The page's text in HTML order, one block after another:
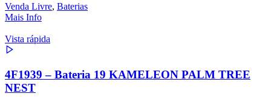
Venda Livre, Baterias
Mais Info
Vista rápida
4F1939 – Bateria 19 KAMELEON PALM TREE
NEST